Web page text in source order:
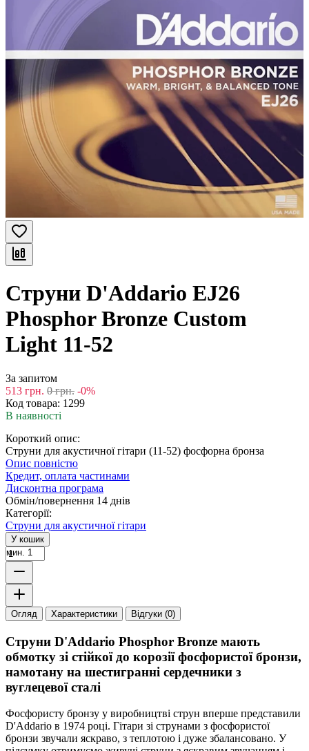
Струни D'Addario EJ26
Phosphor Bronze Custom
Light 11-52
За запитом
513 грн. 0 грн. -0%
Код товара: 1299
В наявності
Короткий опис:
Струни для акустичної гітари (11-52) фосфорна бронза
Опис повністю
Кредит, оплата частинами
Дисконтна програма
Обмін/повернення 14 днів
Категорії:
Струни для акустичної гітари
У кошик
мин. 1
Огляд Характеристики Відгуки (0)
Струни D'Addario Phosphor Bronze мають
обмотку зі стійкої до корозії фосфористої бронзи,
намотану на шестигранні сердечники з
вуглецевої сталі
Фосфористу бронзу у виробництві струн вперше представили
D'Addario в 1974 році. Гітари зі струнами з фосфористої
бронзи звучали яскраво, з теплотою і дуже збалансовано. У